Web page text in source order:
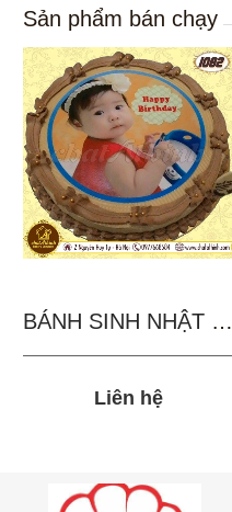
Sản phẩm bán chạy
BÁNH SINH NHẬT IN...
Liên hệ